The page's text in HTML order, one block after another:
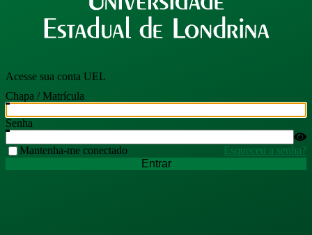
Acesse sua conta UEL
Chapa / Matrícula
Senha
Mantenha-me conectado
Esqueceu a senha?
Entrar